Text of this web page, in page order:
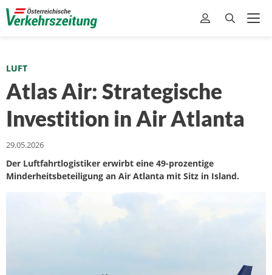
LUFT
Atlas Air: Strategische
Investition in Air Atlanta
29.05.2026
Der Luftfahrtlogistiker erwirbt eine 49-prozentige
Minderheitsbeteiligung an Air Atlanta mit Sitz in Island.